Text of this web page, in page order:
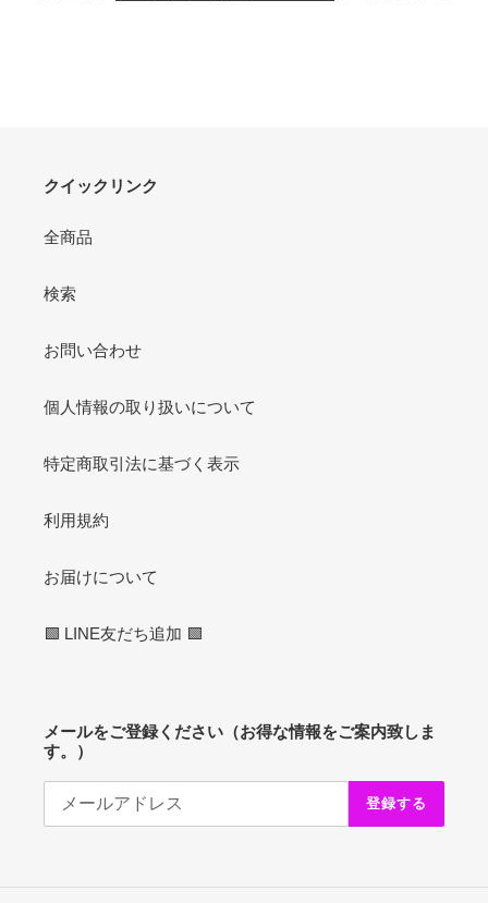
クイックリンク
全商品
検索
お問い合わせ
個人情報の取り扱いについて
特定商取引法に基づく表示
利用規約
お届けについて
🟩 LINE友だち追加 🟩
メールをご登録ください（お得な情報をご案内致しま
す。）
登録する